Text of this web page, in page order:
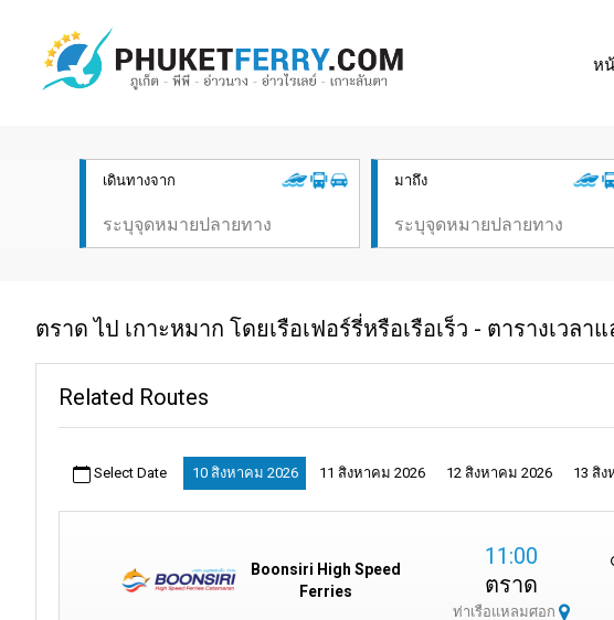
ห
เดินทางจาก มาถึง
ตราด ไป เกาะหมาก โดยเรือเฟอร์รี่หรือเรือเร็ว - ตารางเวลา
Related Routes
Select Date 10 สิงหาคม 2026 11 สิงหาคม 2026 12 สิงหาคม 2026 13 สิง
Boonsiri High Speed
Ferries
11:00
ตราด
ท่าเรือแหลมศอก